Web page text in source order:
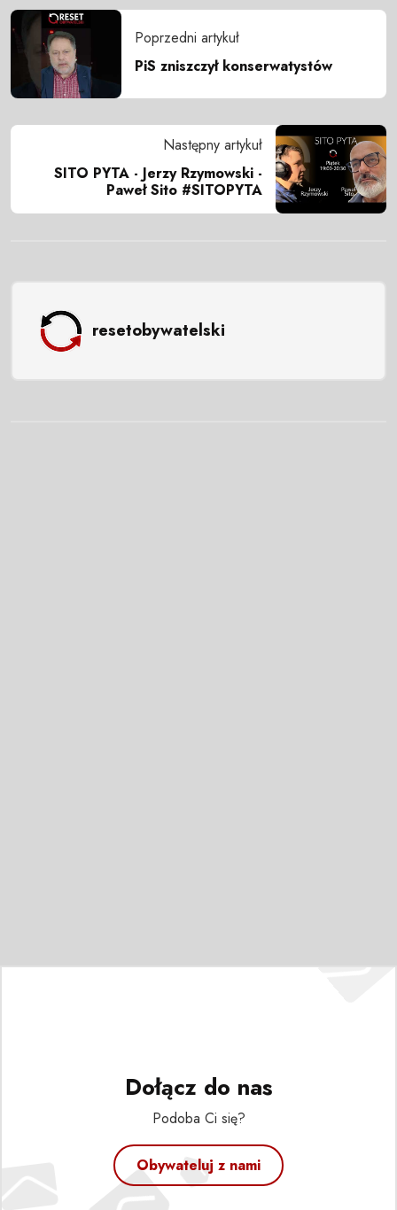
Poprzedni artykuł
PiS zniszczył konserwatystów
Następny artykuł
SITO PYTA - Jerzy Rzymowski -
Paweł Sito #SITOPYTA
resetobywatelski
Dołącz do nas
Podoba Ci się?
Obywateluj z nami